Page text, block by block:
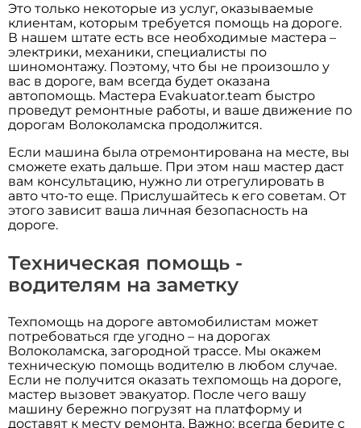
Это только некоторые из услуг, оказываемые
клиентам, которым требуется помощь на дороге.
В нашем штате есть все необходимые мастера –
электрики, механики, специалисты по
шиномонтажу. Поэтому, что бы не произошло у
вас в дороге, вам всегда будет оказана
автопомощь. Мастера Evakuator.team быстро
проведут ремонтные работы, и ваше движение по
дорогам Волоколамска продолжится.
Если машина была отремонтирована на месте, вы
сможете ехать дальше. При этом наш мастер даст
вам консультацию, нужно ли отрегулировать в
авто что-то еще. Прислушайтесь к его советам. От
этого зависит ваша личная безопасность на
дороге.
Техническая помощь -
водителям на заметку
Техпомощь на дороге автомобилистам может
потребоваться где угодно – на дорогах
Волоколамска, загородной трассе. Мы окажем
техническую помощь водителю в любом случае.
Если не получится оказать техпомощь на дороге,
мастер вызовет эвакуатор. После чего вашу
машину бережно погрузят на платформу и
доставят к месту ремонта. Важно: всегда берите с